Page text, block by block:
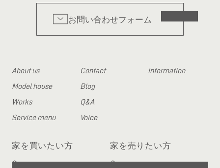
お問い合わせフォーム
About us
Model house
Works
Service menu
Contact
Blog
Q&A
Voice
Information
家を買いたい方
へ
家を売りたい方
へ